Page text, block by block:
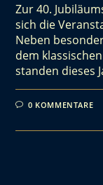
Zur 40.
sich die
Neben
dem
standen dieses
0 KOMMENTARE